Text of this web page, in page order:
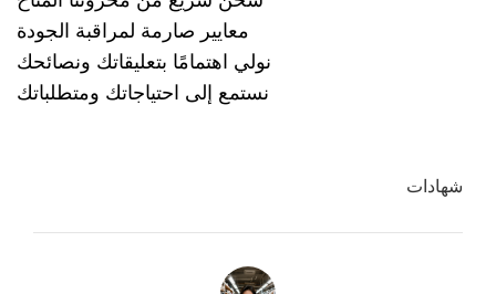
معايير صارمة لمراقبة الجودة
نولي اهتمامًا بتعليقاتك ونصائحك
نستمع إلى احتياجاتك ومتطلباتك
شهادات